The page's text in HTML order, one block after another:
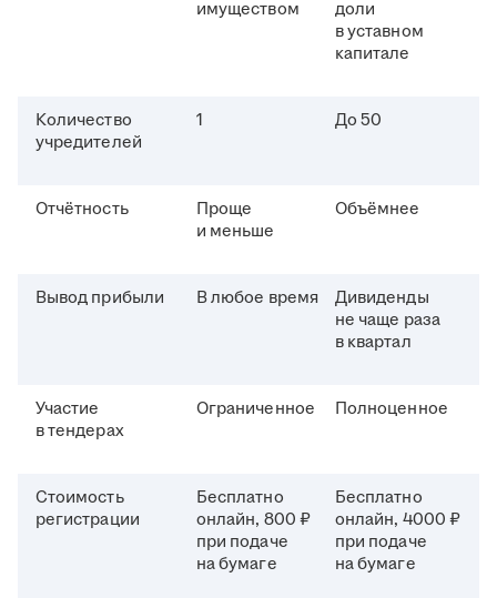
имуществом
доли
в уставном
капитале
Количество
учредителей
1 До 50
Отчётность
Проще
и меньше
Объёмнее
Вывод прибыли В любое время
Дивиденды
не чаще раза
в квартал
Участие
в тендерах
Ограниченное Полноценное
Стоимость
регистрации
Бесплатно
онлайн, 800 ₽
при подаче
на бумаге
Бесплатно
онлайн, 4000 ₽
при подаче
на бумаге